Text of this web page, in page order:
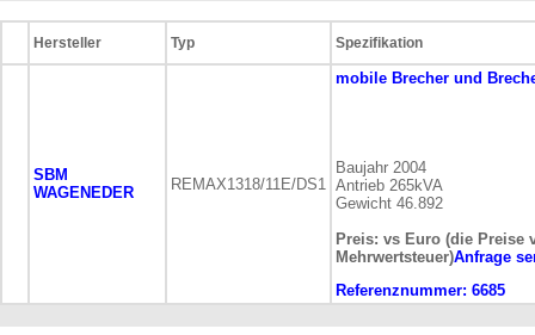
Hersteller Typ Spezifikation
SBM
WAGENEDER
REMAX1318/11E/DS1
mobile Brecher und
Baujahr 2004
Antrieb 265kVA
Gewicht 46.892
Preis: vs Euro (die Preise
Mehrwertsteuer)Anfrage
Referenznummer: 6685